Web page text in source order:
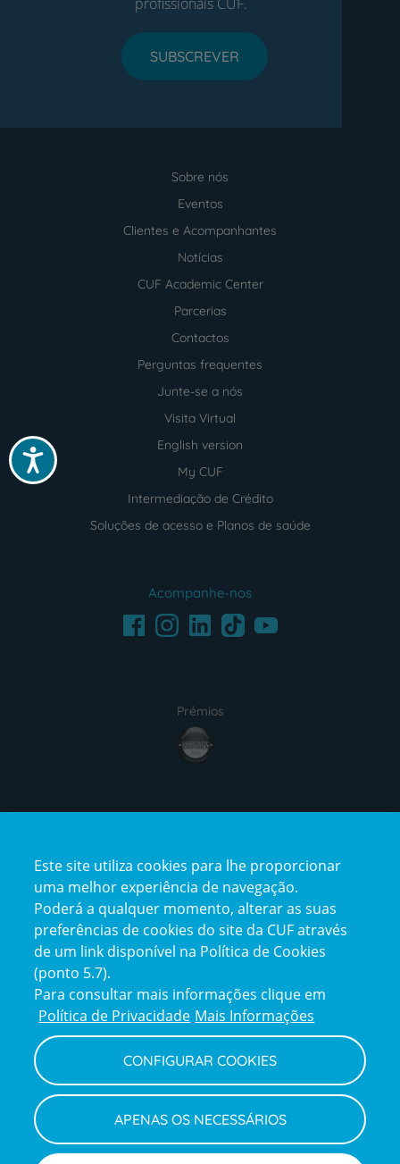
Acessibilidade
SUBSCREVER
Sobre nós
Eventos
Clientes e Acompanhantes
Notícias
CUF Academic Center
Parcerias
Contactos
Perguntas frequentes
Junte-se a nós
Visita Virtual
English version
My CUF
Intermediação de Crédito
Soluções de acesso e Planos de saúde
Acompanhe-nos
FacebookInstagramLinkedInTikTokYoutube
Prémios
award4
certification2certification3
Reclamações
e
elogios
Policy
Política de Privacidade e Cookies
Termos e Condições
Declaração de Acessibilidade
Canal de Denúncias
Informações legais
Este site utiliza cookies para lhe proporcionar
uma melhor experiência de navegação.
Poderá a qualquer momento, alterar as suas
preferências de cookies do site da CUF através
de um link disponível na Política de Cookies
(ponto 5.7).
Para consultar mais informações clique em
Política de Privacidade Mais Informações
CONFIGURAR COOKIES
APENAS OS NECESSÁRIOS